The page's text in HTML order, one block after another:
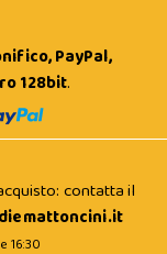
PayPal,
128bit.
contatta il
16:30